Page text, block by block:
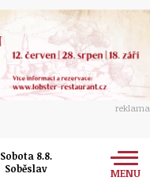
reklama
Sobota 8.8.
Soběslav
MENU